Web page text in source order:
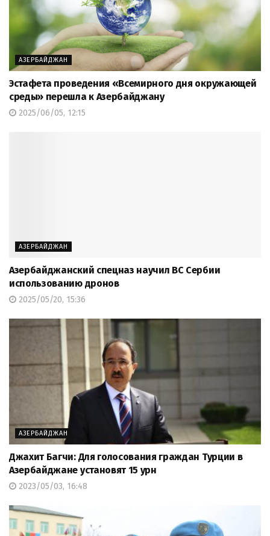
АЗЕРБАЙДЖАН
Эстафета проведения «Всемирного дня окружающей
среды» перешла к Азербайджану
2025/06/05, 12:15
АЗЕРБАЙДЖАН
Азербайджанский спецназ научил ВС Сербии
использованию дронов
2025/05/20, 15:36
АЗЕРБАЙДЖАН
Джахит Багчи: Для голосования граждан Турции в
Азербайджане установят 15 урн
2023/05/03, 16:48